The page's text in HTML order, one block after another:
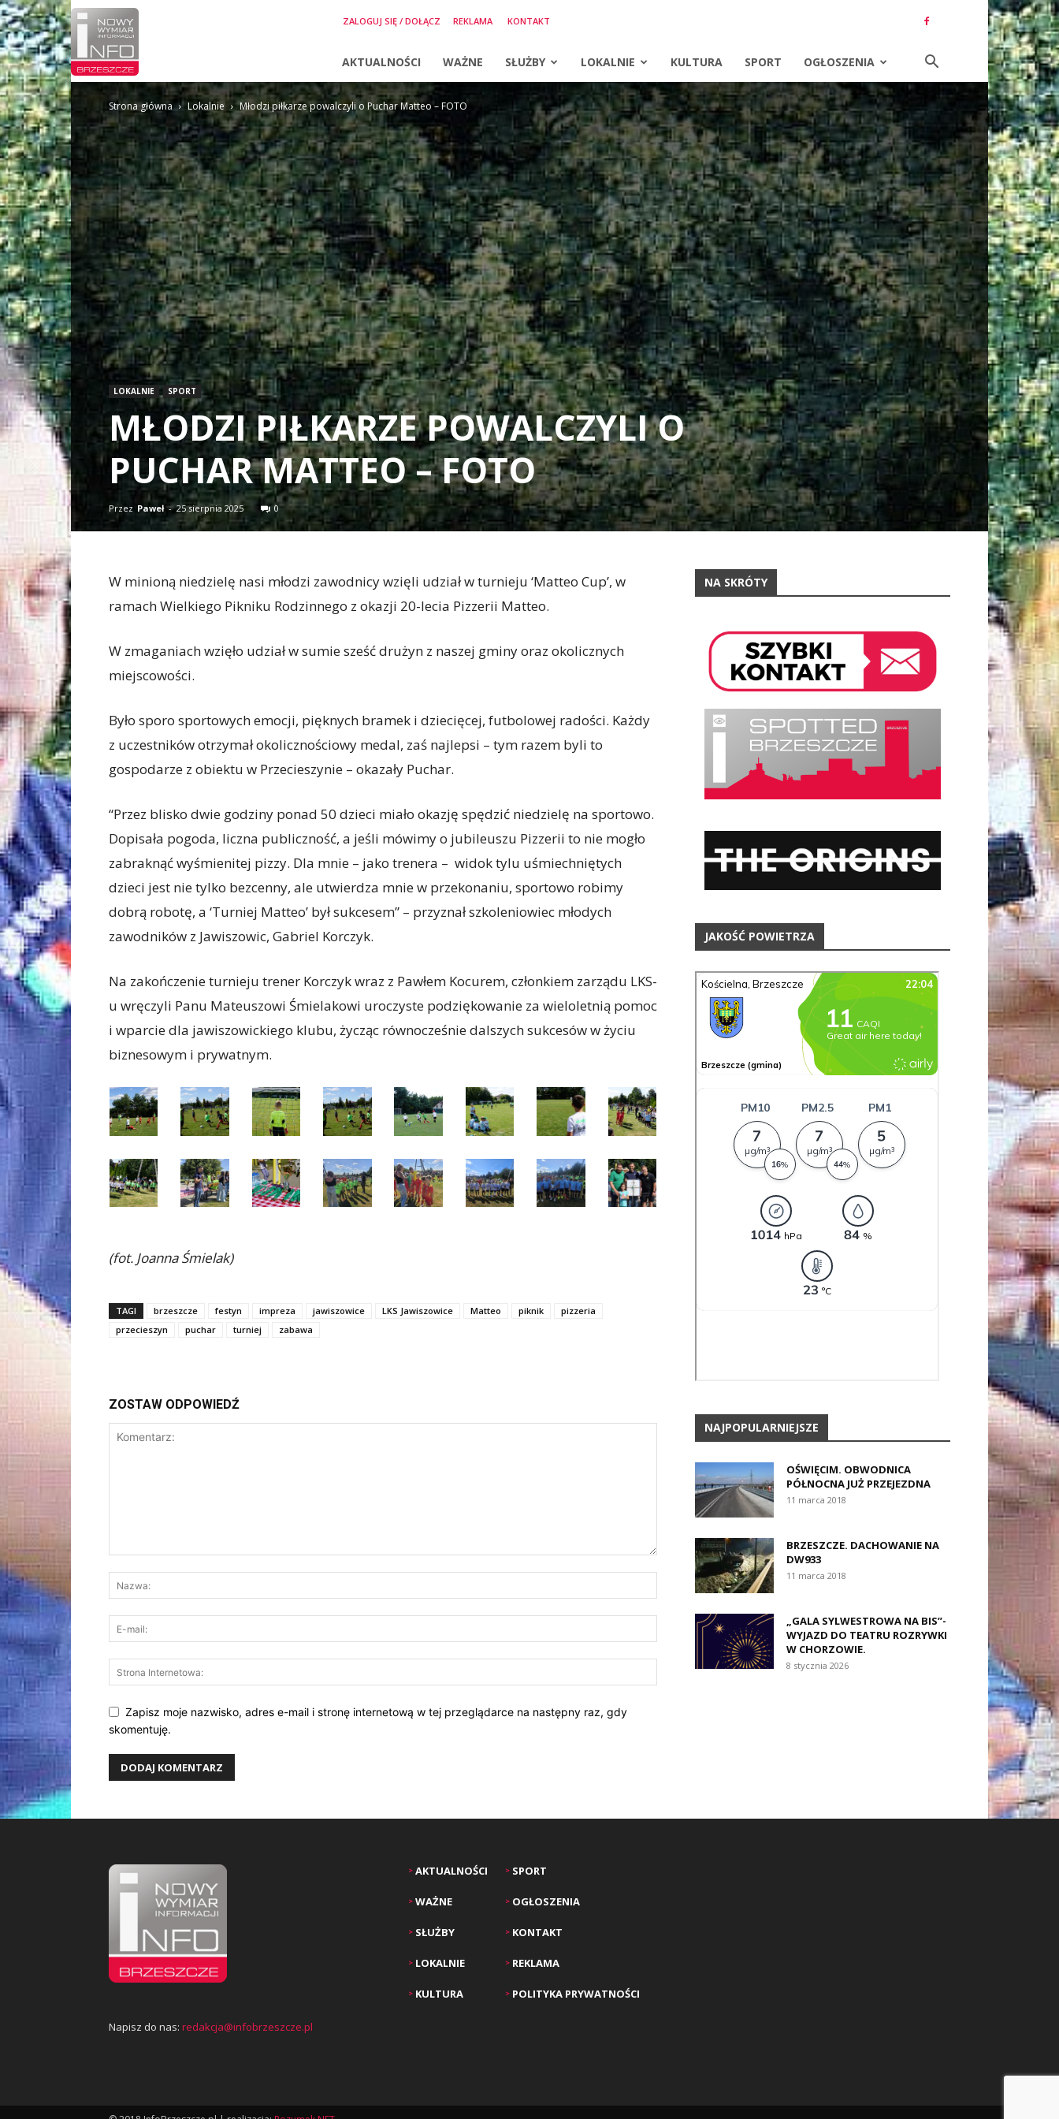
InfoBrzeszcze.pl
ZALOGUJ SIĘ / DOŁĄCZ REKLAMA KONTAKT
AKTUALNOŚCI WAŻNE SŁUŻBY LOKALNIE KULTURA SPORT OGŁOSZENIA
Strona główna Lokalnie Młodzi piłkarze powalczyli o Puchar Matteo – FOTO
LOKALNIE SPORT
MŁODZI PIŁKARZE POWALCZYLI O
PUCHAR MATTEO – FOTO
Przez Paweł - 25 sierpnia 2025 0
W minioną niedzielę nasi młodzi zawodnicy wzięli udział w turnieju ‘Matteo Cup’, w
ramach Wielkiego Pikniku Rodzinnego z okazji 20-lecia Pizzerii Matteo.
W zmaganiach wzięło udział w sumie sześć drużyn z naszej gminy oraz okolicznych
miejscowości.
Było sporo sportowych emocji, pięknych bramek i dziecięcej, futbolowej radości. Każdy
z uczestników otrzymał okolicznościowy medal, zaś najlepsi – tym razem byli to
gospodarze z obiektu w Przecieszynie – okazały Puchar.
“Przez blisko dwie godziny ponad 50 dzieci miało okazję spędzić niedzielę na sportowo.
Dopisała pogoda, liczna publiczność, a jeśli mówimy o jubileuszu Pizzerii to nie mogło
zabraknąć wyśmienitej pizzy. Dla mnie – jako trenera – widok tylu uśmiechniętych
dzieci jest nie tylko bezcenny, ale utwierdza mnie w przekonaniu, sportowo robimy
dobrą robotę, a ‘Turniej Matteo’ był sukcesem” – przyznał szkoleniowiec młodych
zawodników z Jawiszowic, Gabriel Korczyk.
Na zakończenie turnieju trener Korczyk wraz z Pawłem Kocurem, członkiem zarządu LKS-
u wręczyli Panu Mateuszowi Śmielakowi uroczyste podziękowanie za wieloletnią pomoc
i wparcie dla jawiszowickiego klubu, życząc równocześnie dalszych sukcesów w życiu
biznesowym i prywatnym.
(fot. Joanna Śmielak)
TAGI brzeszcze festyn impreza jawiszowice LKS Jawiszowice Matteo piknik
pizzeria
przecieszyn
puchar turniej zabawa
ZOSTAW ODPOWIEDŹ
Zapisz moje nazwisko, adres e-mail i stronę internetową w tej przeglądarce na następny raz, gdy
skomentuję.
NA SKRÓTY
JAKOŚĆ POWIETRZA
NAJPOPULARNIEJSZE
OŚWIĘCIM. OBWODNICA
PÓŁNOCNA JUŻ PRZEJEZDNA
11 marca 2018
BRZESZCZE. DACHOWANIE NA
DW933
11 marca 2018
„GALA SYLWESTROWA NA BIS”-
WYJAZD DO TEATRU ROZRYWKI
W CHORZOWIE.
8 stycznia 2026
Napisz do nas: redakcja@infobrzeszcze.pl
> AKTUALNOŚCI
> WAŻNE
> SŁUŻBY
> LOKALNIE
> KULTURA
> SPORT
> OGŁOSZENIA
> KONTAKT
> REKLAMA
> POLITYKA PRYWATNOŚCI